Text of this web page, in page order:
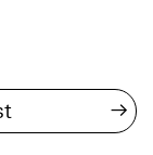
→